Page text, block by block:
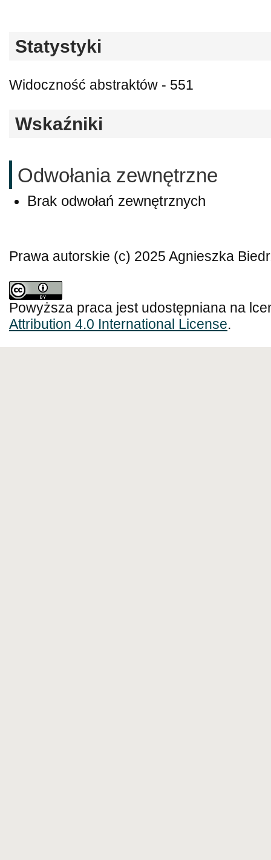
Statystyki
Widoczność abstraktów - 551
Wskaźniki
Odwołania zewnętrzne
Brak odwołań zewnętrznych
Prawa autorskie (c) 2025 Agnieszka
Powyższa praca jest udostępniana na
Attribution 4.0 International License.